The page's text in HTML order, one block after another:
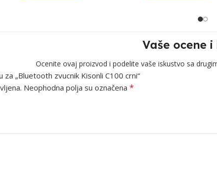
Vaše ocene
Ocenite ovaj proizvod i podelite vaše iskustvo sa
„Bluetooth zvucnik Kisonli C100 crni“
Neophodna polja su označena *